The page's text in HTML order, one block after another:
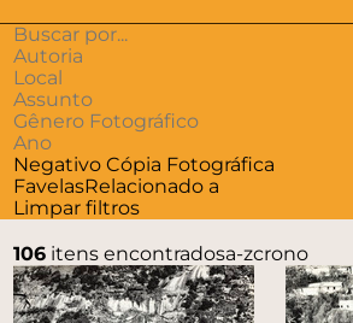
Negativo Cópia Fotográfica
FavelasRelacionado a
Limpar filtros
106 itens encontradosa-zcrono